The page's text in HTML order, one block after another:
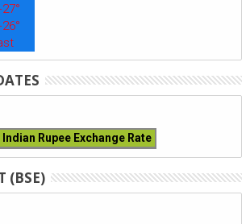
27°
26°
Indian Rupee Exchange Rate
(BSE)